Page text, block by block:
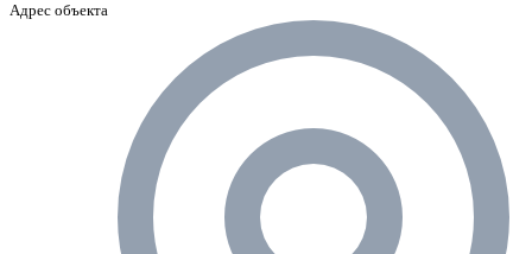
Адрес объекта